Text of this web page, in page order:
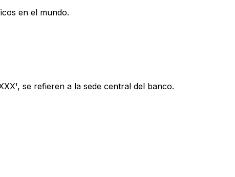
en el mundo.
se refieren a la sede central del banco.